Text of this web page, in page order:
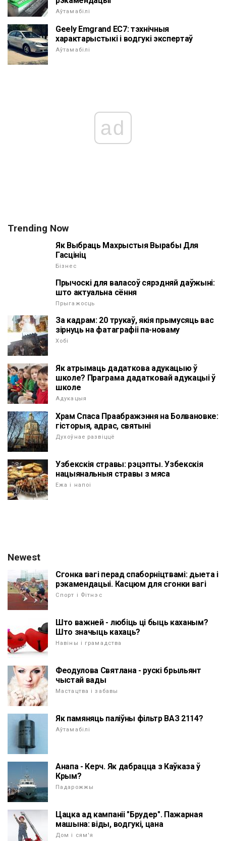
Аўтамабілі
Geely Emgrand EC7: тэхнічныя
характарыстыкі і водгукі экспертаў
Аўтамабілі
ad
Trending Now
Як Выбраць Махрыстыя Вырабы Для
Гасцініц
Бізнес
Прычоскі для валасоў сярэдняй даўжыні:
што актуальна сёння
Прыгажосць
За кадрам: 20 трукаў, якія прымусяць вас
зірнуць на фатаграфіі па-новаму
Хобі
Як атрымаць дадаткова адукацыю ў
школе? Праграма дадатковай адукацыі ў
школе
Адукацыя
Храм Спаса Праабражэння на Болвановке:
гісторыя, адрас, святыні
Духоўнае развіццё
Узбекскія стравы: рэцэпты. Узбекскія
нацыянальныя стравы з мяса
Ежа і напоі
Newest
Сгонка вагі перад спаборніцтвамі: дыета і
рэкамендацыі. Касцюм для сгонки вагі
Спорт і Фітнэс
Што важней - любіць ці быць каханым?
Што значыць кахаць?
Навіны і грамадства
Феодулова Святлана - рускі брыльянт
чыстай вады
Мастацтва і забавы
Як памяняць паліўны фільтр ВАЗ 2114?
Аўтамабілі
Анапа - Керч. Як дабрацца з Каўказа ў
Крым?
Падарожжы
Цацка ад кампаніі "Брудер". Пажарная
машына: віды, водгукі, цана
Дом і сям'я